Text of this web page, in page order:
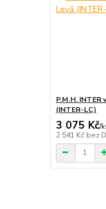
P.M.H.
(INTER-LC)
3 075 Kč/
2 541 Kč bez